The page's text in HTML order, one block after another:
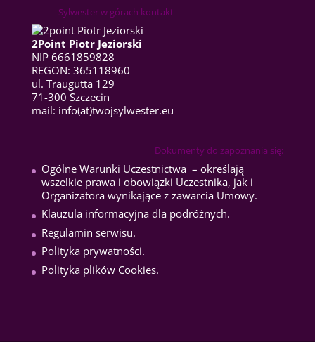
Sylwester w górach kontakt
2Point Piotr Jeziorski
NIP 6661859828
REGON: 365118960
ul. Traugutta 129
71-300 Szczecin
mail: info(at)twojsylwester.eu
Dokumenty do zapoznania się:
Ogólne Warunki Uczestnictwa– określają
wszelkie prawa i obowiązki Uczestnika, jak i
Organizatora wynikające z zawarcia Umowy.
Klauzula informacyjna dla podróżnych.
Regulamin serwisu.
Polityka prywatności.
Polityka plików Cookies.